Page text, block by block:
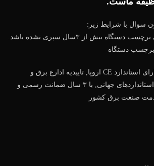
محصولات راما اسپادانا دارای استاندارد CE اروپا, تاییدیه ادارع برق و
پژوهشگاه نیرو مطابق با استانداردهای جهانی, با ۳ سال ضمانت رسمی و
صنعت برق کشور